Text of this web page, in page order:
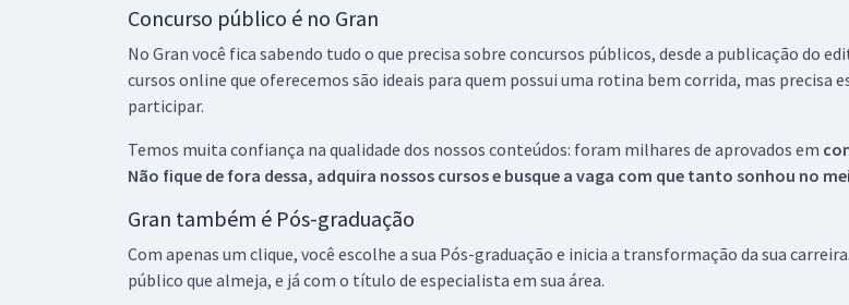
Concurso público é no Gran
No Gran você fica sabendo tudo o que precisa sobre concursos públicos, desde a publicação do
cursos online que oferecemos são ideais para quem possui uma rotina bem corrida, mas precisa
participar.
Temos muita confiança na qualidade dos nossos conteúdos: foram milhares de aprovados em
Não fique de fora dessa, adquira nossos cursos e busque a vaga com que tanto sonhou no
Gran também é Pós-graduação
Com apenas um clique, você escolhe a sua Pós-graduação e inicia a transformação da sua
público que almeja, e já com o título de especialista em sua área.